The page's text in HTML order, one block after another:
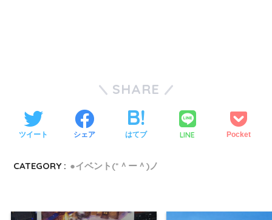
SHARE
ツイート シェア はてブ LINE Pocket
CATEGORY : ●イベント(*＾ー＾)ノ